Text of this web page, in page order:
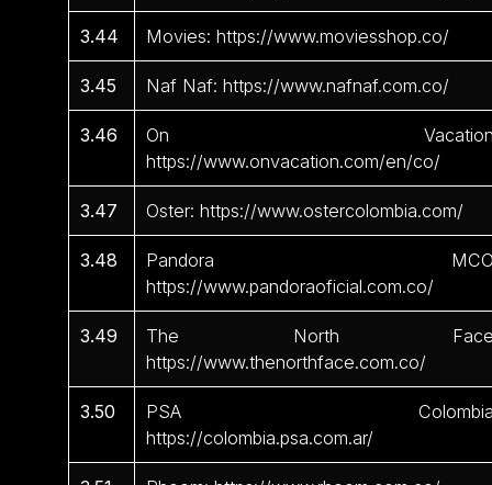
3.44 Movies: https://www.moviesshop.co/
3.45 Naf Naf: https://www.nafnaf.com.co/
3.46
On
https://www.onvacation.com/en/co/
3.47 Oster: https://www.ostercolombia.com/
3.48
Pandora
https://www.pandoraoficial.com.co/
3.49
The North
https://www.thenorthface.com.co/
3.50
PSA
https://colombia.psa.com.ar/